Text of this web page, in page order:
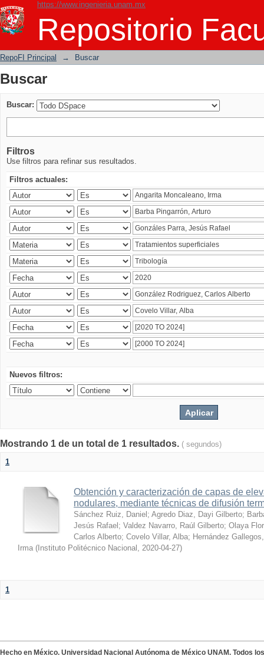
https://www.ingenieria.unam.mx
Repositorio
Buscar
RepoFI Principal → Buscar
Buscar
Buscar:
Filtros
Use filtros para refinar sus resultados.
Filtros actuales:
Nuevos filtros:
Mostrando 1 de un total de 1 resultados. ( segundos)
1
Obtención y caracterización de capas de
nodulares, mediante técnicas de difusión
Sánchez Ruiz, Daniel ; Agredo Diaz, Dayi Gilberto;
Jesús Rafael ; Valdez Navarro, Raúl Gilberto; Olaya
Carlos Alberto; Covelo Villar, Alba; Hernández
Irma ( Instituto Politécnico Nacional , 2020-04-27)
1
Hecho en México. Universidad Nacional Autónoma de México UNAM. Todos